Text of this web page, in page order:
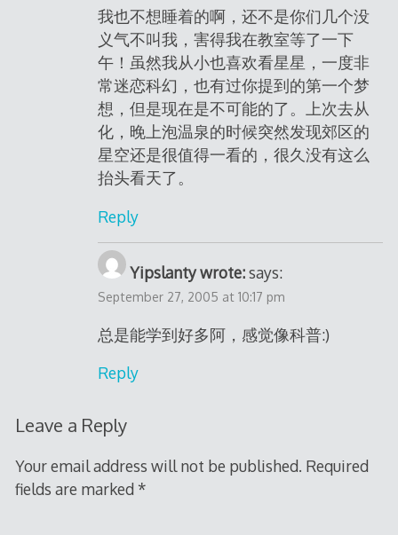
我也不想睡着的啊，还不是你们几个没
义气不叫我，害得我在教室等了一下
午！虽然我从小也喜欢看星星，一度非
常迷恋科幻，也有过你提到的第一个梦
想，但是现在是不可能的了。上次去从
化，晚上泡温泉的时候突然发现郊区的
星空还是很值得一看的，很久没有这么
抬头看天了。
Reply
Yipslanty wrote: says:
September 27, 2005 at 10:17 pm
总是能学到好多阿，感觉像科普:)
Reply
Leave a Reply
Your email address will not be published. Required
fields are marked *